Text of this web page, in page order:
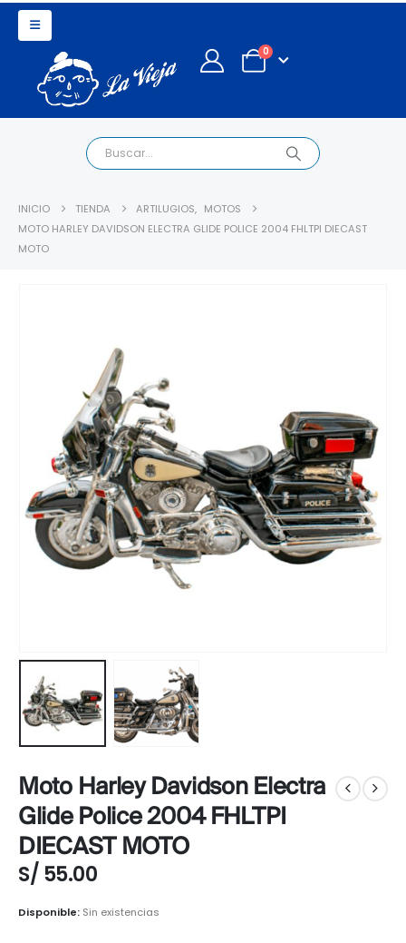
0
INICIO TIENDA ARTILUGIOS, MOTOS
MOTO HARLEY DAVIDSON ELECTRA GLIDE POLICE 2004 FHLTPI DIECAST
MOTO
Moto Harley Davidson Electra
Glide Police 2004 FHLTPI
DIECAST MOTO
S/ 55.00
Disponible: Sin existencias